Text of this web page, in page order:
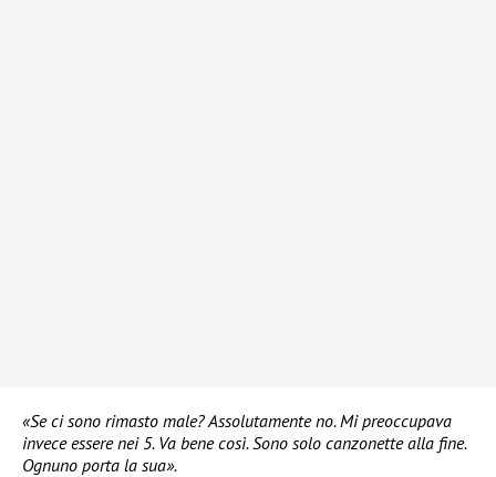
«Se ci sono rimasto male? Assolutamente no. Mi preoccupava
invece essere nei 5. Va bene così. Sono solo canzonette alla fine.
Ognuno porta la sua».